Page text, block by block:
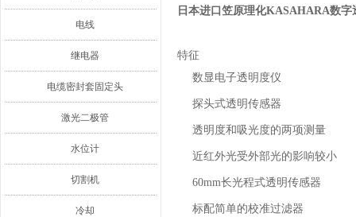
电线
继电器
电缆密封套固定头
激光二极管
水位计
切割机
冷却
日本进口笠原理化KASAHARA数字
特征
数显电子透明度仪
探头式透明传感器
透明度和吸光度的两项测量
近红外光受外部光的影响较小
60mm长光程式透明传感器
标配简单的校准过滤器